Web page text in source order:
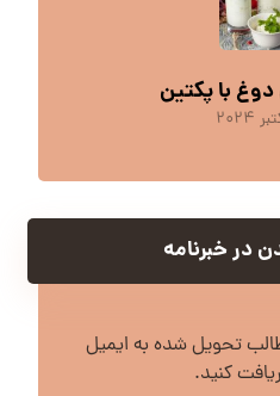
با پکتین
در خبرنامه
تحویل شده به ایمیل
کنید.